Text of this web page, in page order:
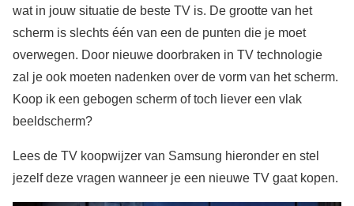
wat in jouw situatie de beste TV is. De grootte van het
scherm is slechts één van een de punten die je moet
overwegen. Door nieuwe doorbraken in TV technologie
zal je ook moeten nadenken over de vorm van het scherm.
Koop ik een gebogen scherm of toch liever een vlak
beeldscherm?
Lees de TV koopwijzer van Samsung hieronder en stel
jezelf deze vragen wanneer je een nieuwe TV gaat kopen.